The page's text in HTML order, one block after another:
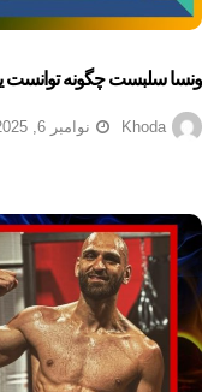
ونسا سلبست چگونه توانست یکی از 10 پوکر باز
Khoda نوامبر 6, 2025